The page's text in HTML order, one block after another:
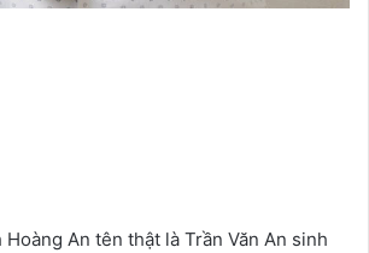
An tên thật là Trần Văn An sinh